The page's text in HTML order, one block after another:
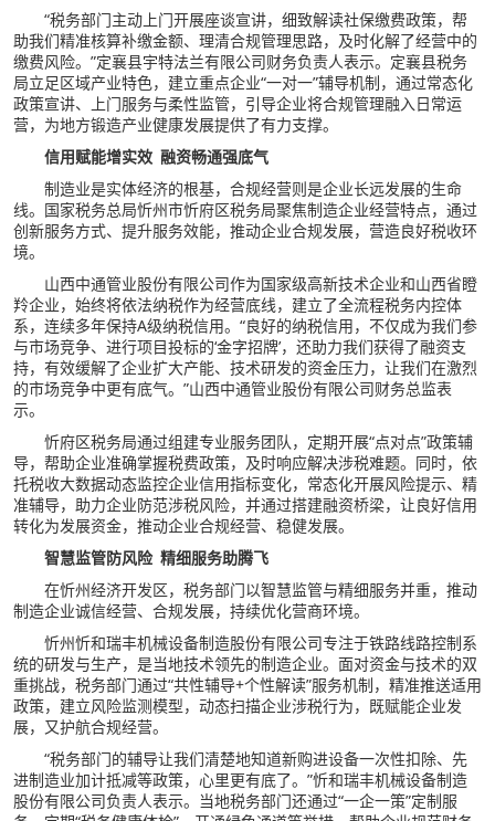
“税务部门主动上门开展座谈宣讲，细致解读社保缴费政策，帮
助我们精准核算补缴金额、理清合规管理思路，及时化解了经营中的
缴费风险。”定襄县宇特法兰有限公司财务负责人表示。 定襄县税务
局立足区域产业特色，建立重点企业“一对一”辅导机制，通过常态化
政策宣讲、上门服务与柔性监管，引导企业将合规管理融入日常运
营，为地方锻造产业健康发展提供了有力支撑。
信用赋能增实效 融资畅通强底气
制造业是实体经济的根基，合规经营则是企业长远发展的生命
线。国家税务总局忻州市忻府区税务局聚焦制造企业经营特点，通过
创新服务方式、提升服务效能，推动企业合规发展，营造良好税收环
境。
山西中通管业股份有限公司作为国家级高新技术企业和山西省瞪
羚企业，始终将依法纳税作为经营底线，建立了全流程税务内控体
系，连续多年保持A级纳税信用。“良好的纳税信用，不仅成为我们参
与市场竞争、进行项目投标的‘金字招牌’，还助力我们获得了融资支
持，有效缓解了企业扩大产能、技术研发的资金压力，让我们在激烈
的市场竞争中更有底气。”山西中通管业股份有限公司财务总监表
示。
忻府区税务局通过组建专业服务团队，定期开展“点对点”政策辅
导，帮助企业准确掌握税费政策，及时响应解决涉税难题。同时，依
托税收大数据动态监控企业信用指标变化，常态化开展风险提示、精
准辅导，助力企业防范涉税风险，并通过搭建融资桥梁，让良好信用
转化为发展资金，推动企业合规经营、稳健发展。
智慧监管防风险 精细服务助腾飞
在忻州经济开发区，税务部门以智慧监管与精细服务并重，推动
制造企业诚信经营、合规发展，持续优化营商环境。
忻州忻和瑞丰机械设备制造股份有限公司专注于铁路线路控制系
统的研发与生产，是当地技术领先的制造企业。面对资金与技术的双
重挑战，税务部门通过“共性辅导+个性解读”服务机制，精准推送适用
政策，建立风险监测模型，动态扫描企业涉税行为，既赋能企业发
展，又护航合规经营。
“税务部门的辅导让我们清楚地知道新购进设备一次性扣除、先
进制造业加计抵减等政策，心里更有底了。”忻和瑞丰机械设备制造
股份有限公司负责人表示。 当地税务部门还通过“一企一策”定制服